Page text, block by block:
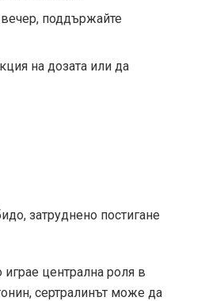
поддържайте
на дозата или да
затруднено постигане
централна роля в
сертралинът може да